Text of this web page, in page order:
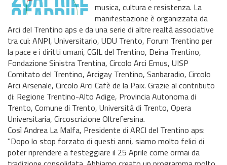
musica, cultura e resistenza. La
manifestazione è organizzata da
Arci del Trentino aps e da una serie di altre realtà associative
tra cui: ANPI, Universitario, UDU Trento, Forum Trentino per
la pace e i diritti umani, CGIL del Trentino, Deina Trentino,
Fondazione Sinistra Trentina, Circolo Arci Emus, UISP
Comitato del Trentino, Arcigay Trentino, Sanbaradio, Circolo
Arci Arsenale, Circolo Arci Cafè de la Paix. Grazie al contributo
di: Regione Trentino-Alto Adige, Provincia Autonoma di
Trento, Comune di Trento, Università di Trento, Opera
Universitaria, Circoscrizione Oltrefersina.
Così Andrea La Malfa, Presidente di ARCI del Trentino aps:
"Dopo lo stop forzato di questi anni, siamo molto felici di
poter riprendere a festeggiare il 25 Aprile come ormai da